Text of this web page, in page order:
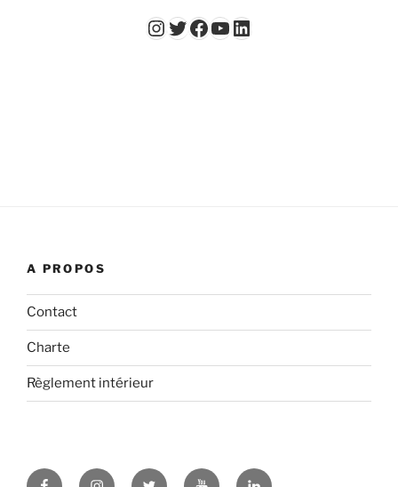
Instagram
Twitter
Facebook
YouTube - Vidéos du Chicago Poker ClubLinkedIn
A PROPOS
Contact
Charte
Règlement intérieur
FacebookInstagramTwitter YouTubeLinkedIn